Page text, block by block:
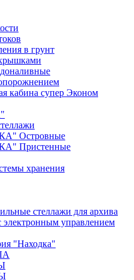
в грунт
кабина супер Эконом
Островные
Пристенные
хранения
стеллажи для архива
управлением
"Находка"